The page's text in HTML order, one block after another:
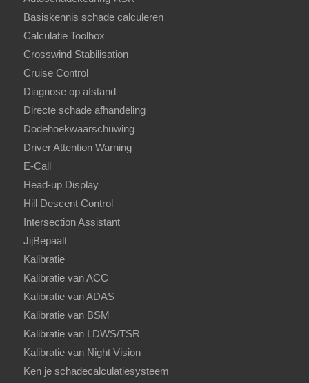
Basiskennis schade calculeren
Calculatie Toolbox
Crosswind Stabilisation
Cruise Control
Diagnose op afstand
Directe schade afhandeling
Dodehoekwaarschuwing
Driver Attention Warning
E-Call
Head-up Display
Hill Descent Control
Intersection Assistant
JijBepaalt
Kalibratie
Kalibratie van ACC
Kalibratie van ADAS
Kalibratie van BSM
Kalibratie van LDWS/TSR
Kalibratie van Night Vision
Ken je schadecalculatiesysteem